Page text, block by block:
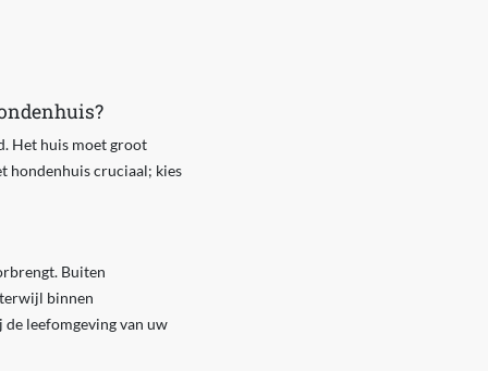
Het huis moet groot
hondenhuis cruciaal; kies
Buiten
binnen
leefomgeving van uw